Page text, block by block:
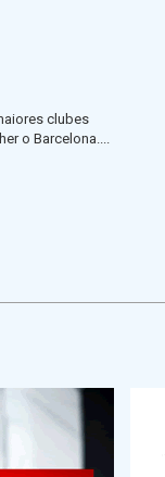
clubes
o Barcelona....